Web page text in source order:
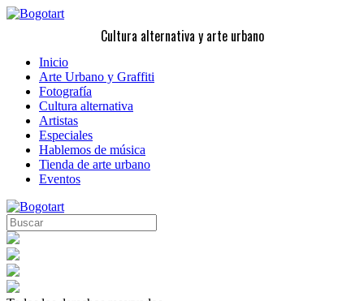
Cultura alternativa y arte urbano
Inicio
Arte Urbano y Graffiti
Fotografía
Cultura alternativa
Artistas
Especiales
Hablemos de música
Tienda de arte urbano
Eventos